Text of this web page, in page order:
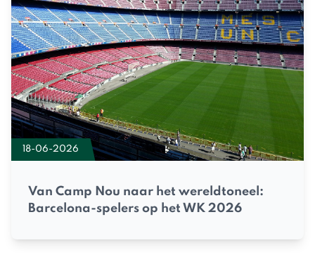
18-06-2026
Van Camp Nou naar het wereldtoneel:
Barcelona-spelers op het WK 2026